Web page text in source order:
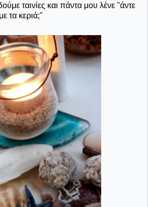
ταινίες και πάντα μου λένε "άντε
τα κεριά;"